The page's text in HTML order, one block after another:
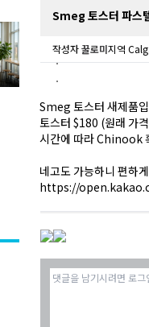
Smeg 토스터 파스
작성자꿀로미지역
Smeg 토스터 새제품
토스터 $180 (원래 가
시간에 따라 Chinook
네고도 가능하니 편하
https://